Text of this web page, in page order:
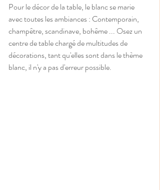
Pour le décor de la table, le blanc se marie
avec toutes les ambiances : Contemporain,
champêtre, scandinave, bohême ... Osez un
centre de table chargé de multitudes de
décorations, tant qu'elles sont dans le thème
blanc, il n'y a pas d'erreur possible.